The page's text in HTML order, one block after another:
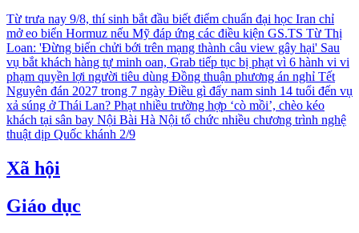
Từ trưa nay 9/8, thí sinh bắt đầu biết điểm chuẩn đại học Iran chỉ
mở eo biển Hormuz nếu Mỹ đáp ứng các điều kiện GS.TS Từ Thị
Loan: 'Đừng biến chửi bới trên mạng thành câu view gây hại' Sau
vụ bắt khách hàng tự minh oan, Grab tiếp tục bị phạt vì 6 hành vi vi
phạm quyền lợi người tiêu dùng Đồng thuận phương án nghỉ Tết
Nguyên đán 2027 trong 7 ngày Điều gì đẩy nam sinh 14 tuổi đến vụ
xả súng ở Thái Lan? Phạt nhiều trường hợp ‘cò mồi’, chèo kéo
khách tại sân bay Nội Bài Hà Nội tổ chức nhiều chương trình nghệ
thuật dịp Quốc khánh 2/9
Xã hội
Giáo dục